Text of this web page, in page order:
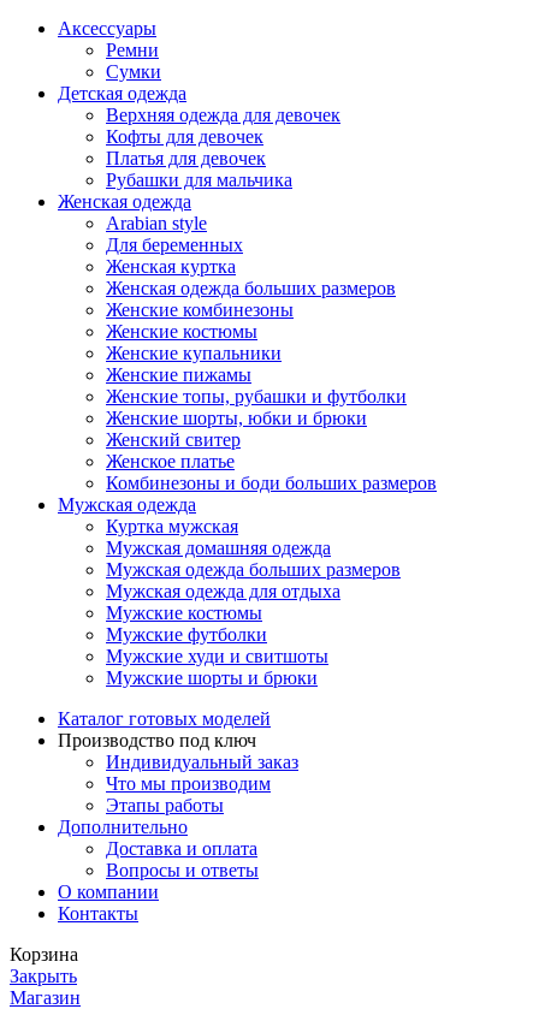
Аксессуары
Ремни
Сумки
Детская одежда
Верхняя одежда для девочек
Кофты для девочек
Платья для девочек
Рубашки для мальчика
Женская одежда
Arabian style
Для беременных
Женская куртка
Женская одежда больших размеров
Женские комбинезоны
Женские костюмы
Женские купальники
Женские пижамы
Женские топы, рубашки и футболки
Женские шорты, юбки и брюки
Женский свитер
Женское платье
Комбинезоны и боди больших размеров
Мужская одежда
Куртка мужская
Мужская домашняя одежда
Мужская одежда больших размеров
Мужская одежда для отдыха
Мужские костюмы
Мужские футболки
Мужские худи и свитшоты
Мужские шорты и брюки
Каталог готовых моделей
Производство под ключ
Индивидуальный заказ
Что мы производим
Этапы работы
Дополнительно
Доставка и оплата
Вопросы и ответы
О компании
Контакты
Корзина
Закрыть
Магазин